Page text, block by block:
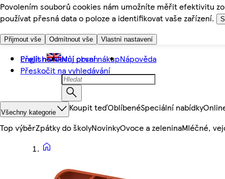
Povolením souborů cookies nám umožníte měřit efektivitu
používat přesná data o poloze a identifikovat vaše zařízení.
Přijmout vše Odmítnout vše Vlastní nastavení
Přejít na hlavní obsah
Přeskočit na vyhledávání
English Můj první nákupNápověda
Všechny kategorie Koupit teďOblíbenéSpeciální nabídky
Top výběrZpátky do školyNovinkyOvoce a zeleninaMléčné,